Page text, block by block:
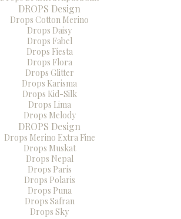
DROPS Design
Drops Cotton Merino
Drops Daisy
Drops Fabel
Drops Fiesta
Drops Flora
Drops Glitter
Drops Karisma
Drops Kid-Silk
Drops Lima
Drops Melody
DROPS Design
Drops Merino Extra Fine
Drops Muskat
Drops Nepal
Drops Paris
Drops Polaris
Drops Puna
Drops Safran
Drops Sky